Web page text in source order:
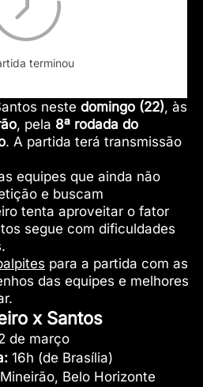
terminou
neste domingo (22), às
, pela 8ª rodada do
. A partida terá transmissão
equipes que ainda não
e buscam
tenta aproveitar o fator
segue com dificuldades
para a partida com as
das equipes e melhores
x Santos
de março
16h (de Brasília)
Belo Horizonte